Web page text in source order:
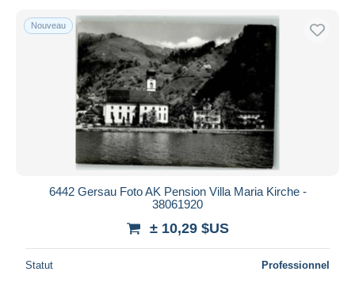
Nouveau
6442 Gersau Foto AK Pension Villa Maria Kirche -
38061920
± 10,29 $US
Statut Professionnel